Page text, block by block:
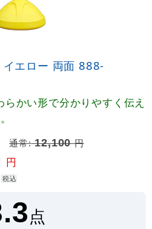
エロー 両面 888-
かい形で分かりやすく伝え
通常:12,100円
円
税込
点